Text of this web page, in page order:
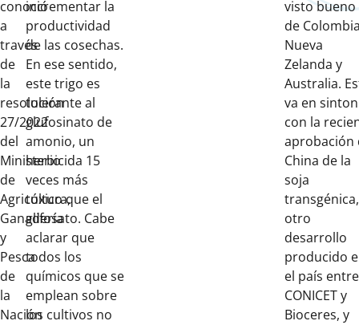
conoció
a
través
de
la
resolución
27/2022
del
Ministerio
de
Agricultura,
Ganadería
y
Pesca
de
la
Nación
incrementar la
productividad
de las cosechas.
En ese sentido,
este trigo es
tolerante al
glufosinato de
amonio, un
herbicida 15
veces más
tóxico que el
glifosato. Cabe
aclarar que
todos los
químicos que se
emplean sobre
los cultivos no
visto bueno
de
Nueva
Zelanda y
Australia.
va en
con la
aprobación
China de la
soja
transgénica,
otro
desarrollo
producido
el país entre
CONICET y
Bioceres, y